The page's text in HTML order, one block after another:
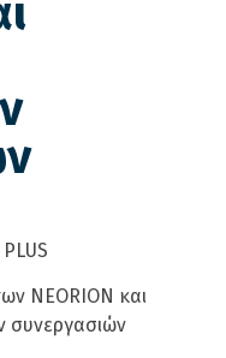
NEORION και
συνεργασιών